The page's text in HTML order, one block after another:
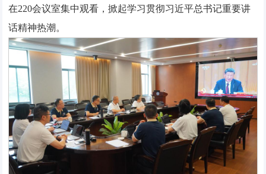
在220会议室集中观看，掀起学习贯彻习近平总书记重要讲
话精神热潮。